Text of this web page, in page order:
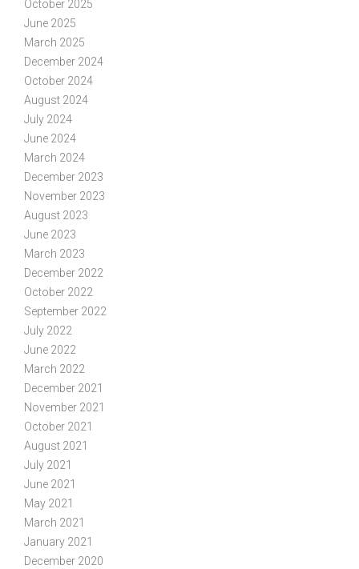
October 2025
June 2025
March 2025
December 2024
October 2024
August 2024
July 2024
June 2024
March 2024
December 2023
November 2023
August 2023
June 2023
March 2023
December 2022
October 2022
September 2022
July 2022
June 2022
March 2022
December 2021
November 2021
October 2021
August 2021
July 2021
June 2021
May 2021
March 2021
January 2021
December 2020